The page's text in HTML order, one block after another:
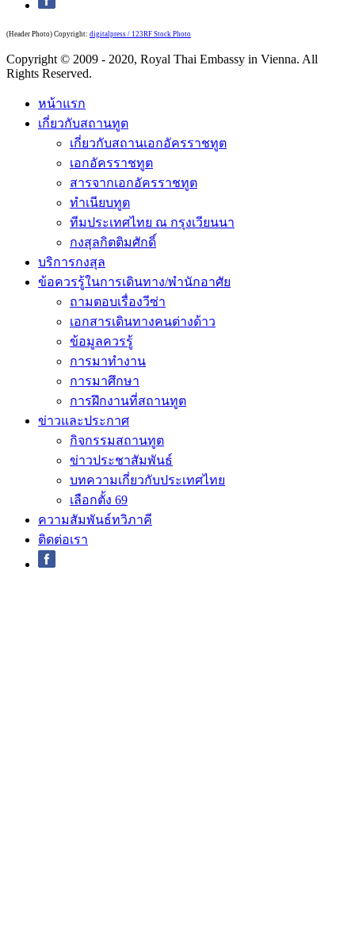
(Header Photo) Copyright: digitalpress / 123RF Stock Photo
Copyright © 2009 - 2020, Royal Thai Embassy in Vienna. All
Rights Reserved.
หน้าแรก
เกี่ยวกับสถานทูต
เกี่ยวกับสถานเอกอัครราชทูต
เอกอัครราชทูต
สารจากเอกอัครราชทูต
ทำเนียบทูต
ทีมประเทศไทย ณ กรุงเวียนนา
กงสุลกิตติมศักดิ์
บริการกงสุล
ข้อควรรู้ในการเดินทาง/พำนักอาศัย
ถามตอบเรื่องวีซ่า
เอกสารเดินทางคนต่างด้าว
ข้อมูลควรรู้
การมาทำงาน
การมาศึกษา
การฝึกงานที่สถานทูต
ข่าวและประกาศ
กิจกรรมสถานทูต
ข่าวประชาสัมพันธ์
บทความเกี่ยวกับประเทศไทย
เลือกตั้ง 69
ความสัมพันธ์ทวิภาคี
ติดต่อเรา